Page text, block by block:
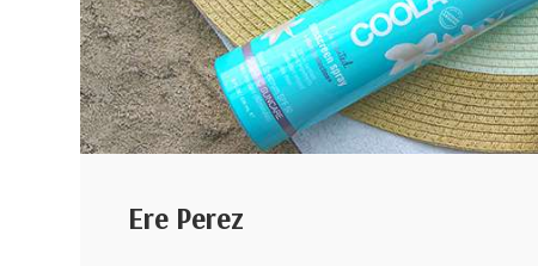
Ere Perez